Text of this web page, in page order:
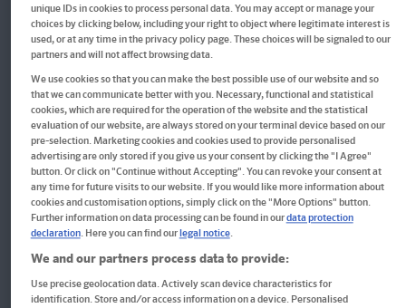
Im Buch blättern
Klett Die Mathe-Helden:
Grundrechenarten 4. Klasse
Mathematik in der Grundschule
unique IDs in cookies to process personal data. You may accept or manage your
choices by clicking below, including your right to object where legitimate interest is
used, or at any time in the privacy policy page. These choices will be signaled to our
partners and will not affect browsing data.
We use cookies so that you can make the best possible use of our website and so
that we can communicate better with you. Necessary, functional and statistical
cookies, which are required for the operation of the website and the statistical
evaluation of our website, are always stored on your terminal device based on our
pre-selection. Marketing cookies and cookies used to provide personalised
advertising are only stored if you give us your consent by clicking the "I Agree"
button. Or click on "Continue without Accepting". You can revoke your consent at
any time for future visits to our website. If you would like more information about
cookies and customisation options, simply click on the "More Options" button.
Further information on data processing can be found in ourdata protection
declaration. Here you can find our legal notice.
We and our partners process data to provide:
Use precise geolocation data. Actively scan device characteristics for
identification. Store and/or access information on a device. Personalised